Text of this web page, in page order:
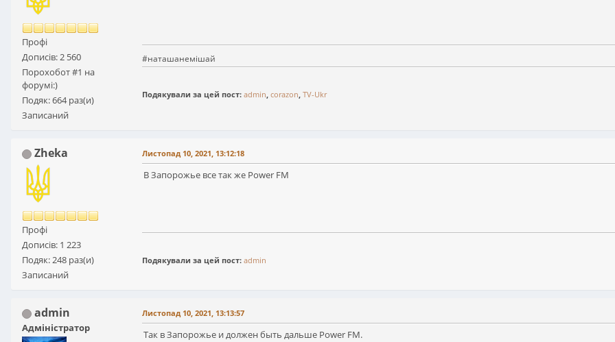
Профі
Дописів: 2 560
Порохобот #1 на
форумі:)
Подяк: 664 раз(и)
Записаний
#наташанемішай
Подякували за цей пост: admin, corazon, TV-Ukr
Zheka
Профі
Дописів: 1 223
Подяк: 248 раз(и)
Записаний
Листопад 10, 2021, 13:12:18
В Запорожье все так же Power FM
Подякували за цей пост: admin
admin
Адміністратор
Листопад 10, 2021, 13:13:57
Так в Запорожье и должен быть дальше Power FM.